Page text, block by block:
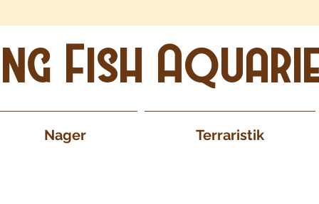
Fish
Nager Terraristik